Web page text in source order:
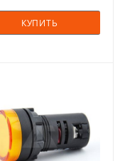
в упаковке
измерения
КУПИТЬ